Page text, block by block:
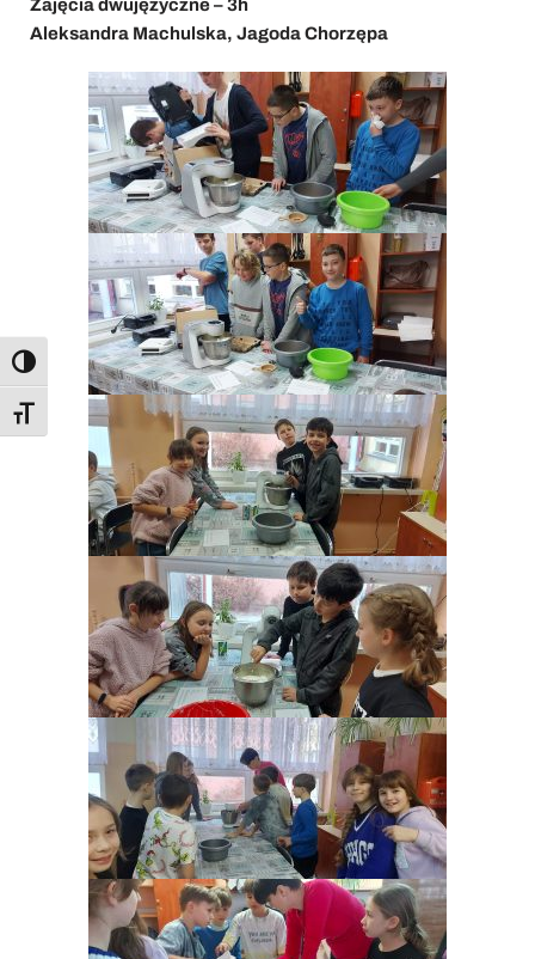
Toggle High Contrast
Toggle Font size
Zajęcia dwujęzyczne – 3h
Aleksandra Machulska, Jagoda Chorzępa